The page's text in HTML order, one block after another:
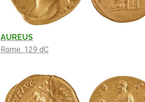
AUREUS
Rome. 129 dC